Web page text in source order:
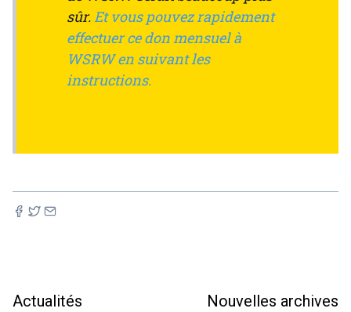
sûr.Et vous pouvez rapidement
effectuer ce don mensuel à
WSRW en suivant les
instructions.
Actualités Nouvelles archives